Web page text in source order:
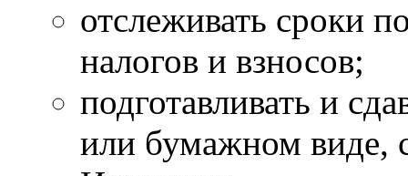
отслеживать сроки
налогов и взносов;
подготавливать и
или бумажном виде,